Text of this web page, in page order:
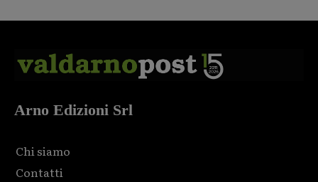
Arno Edizioni Srl
Chi siamo
Contatti